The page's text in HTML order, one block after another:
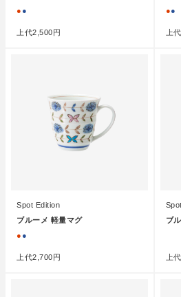
● ●
上代2,500円
●●
上代
Spot Edition
ブルーメ 軽量マグ
● ●
上代2,700円
ブ
上代